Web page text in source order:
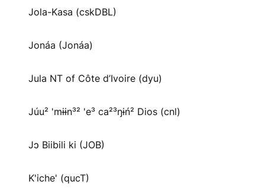
Jola-Kasa (cskDBL)
Jonáa (Jonáa)
Jula NT of Côte d’Ivoire (dyu)
Júu² 'mɨɨn³² 'e³ ca²³ŋɨń² Dios (cnl)
Jɔ Biibili ki (JOB)
K'iche' (qucT)